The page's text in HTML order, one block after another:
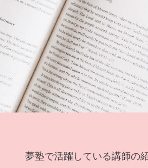
夢塾で活躍している講師の